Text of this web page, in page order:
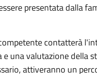
presentata dalla
contatterà
una valutazione della
attiveranno un